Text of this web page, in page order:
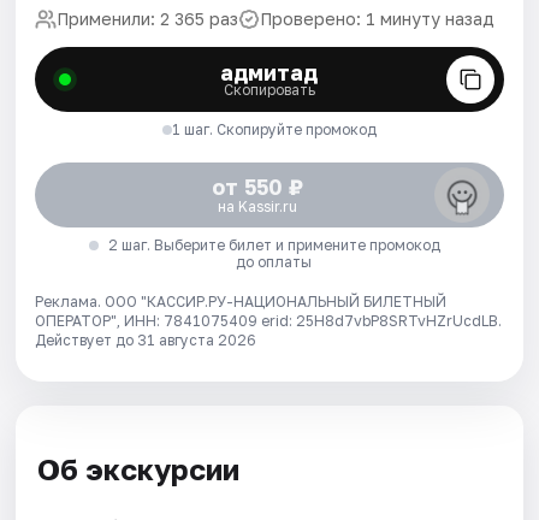
Применили: 2 365 раз Проверено: 1 минуту назад
адмитад
Скопировать
1 шаг. Скопируйте промокод
от 550 ₽
на Kassir.ru
2 шаг. Выберите билет и примените промокод
до оплаты
Реклама. ООО "КАССИР.РУ-НАЦИОНАЛЬНЫЙ БИЛЕТНЫЙ
ОПЕРАТОР", ИНН: 7841075409 erid: 25H8d7vbP8SRTvHZrUcdLB.
Действует до 31 августа 2026
Об экскурсии